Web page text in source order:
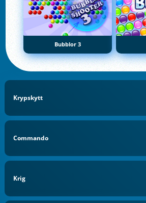
Bubblor 3
Krypskytt
Commando
Krig